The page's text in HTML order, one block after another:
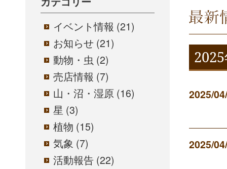
イベント情報 (21)
お知らせ (21)
動物・虫 (2)
売店情報 (7)
山・沼・湿原 (16)
星 (3)
植物 (15)
気象 (7)
活動報告 (22)
福島市
2025/
2025/